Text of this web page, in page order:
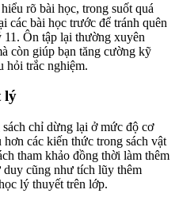
rõ bài học, trong suốt quá
các bài học trước để tránh quên
Ôn tập lại thường xuyên
còn giúp bạn tăng cường kỹ
hỏi trắc nghiệm.
lý
chỉ dừng lại ở mức độ cơ
các kiến thức trong sách vật
tham khảo đồng thời làm thêm
duy cũng như tích lũy thêm
lý thuyết trên lớp.